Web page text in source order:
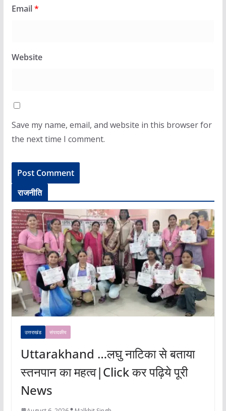
Email*
Website
Save my name, email, and website in this browser for
the next time I comment.
राजनीति
उत्तराखंड संपादकीय
Uttarakhand …लघु नाटिका से बताया
स्तनपान का महत्व|Click कर पढ़िये पूरी
News